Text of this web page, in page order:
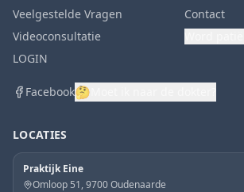
Veelgestelde Vragen
Contact
Videoconsultatie
LOGIN
Facebook🤔
LOCATIES
Praktijk Eine
Omloop 51, 9700 Oudenaarde